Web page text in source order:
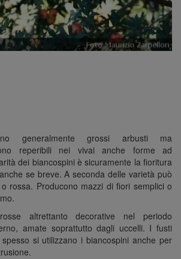
generalmente grossi arbusti ma
reperibili nei vivai anche forme ad
dei biancospini è sicuramente la fioritura
se breve. A seconda delle varietà può
rossa. Producono mazzi di fiori semplici o
altrettanto decorative nel periodo
amate soprattutto dagli uccelli. I fusti
si utilizzano i biancospini anche per